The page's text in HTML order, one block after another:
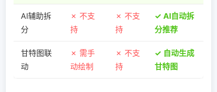
AI辅助拆
分
✗ 不支
持
✗ 不支
持
✓ AI自动拆
分推荐
甘特图联
动
✗ 需手
动绘制
✗ 不支
持
✓ 自动生成
甘特图